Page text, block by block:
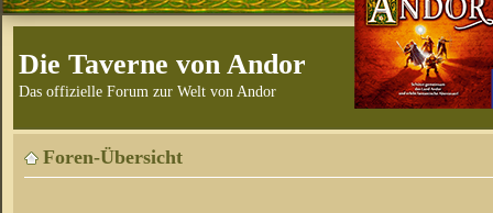
Die Taverne von Andor
Das offizielle Forum zur Welt von Andor
Foren-Übersicht